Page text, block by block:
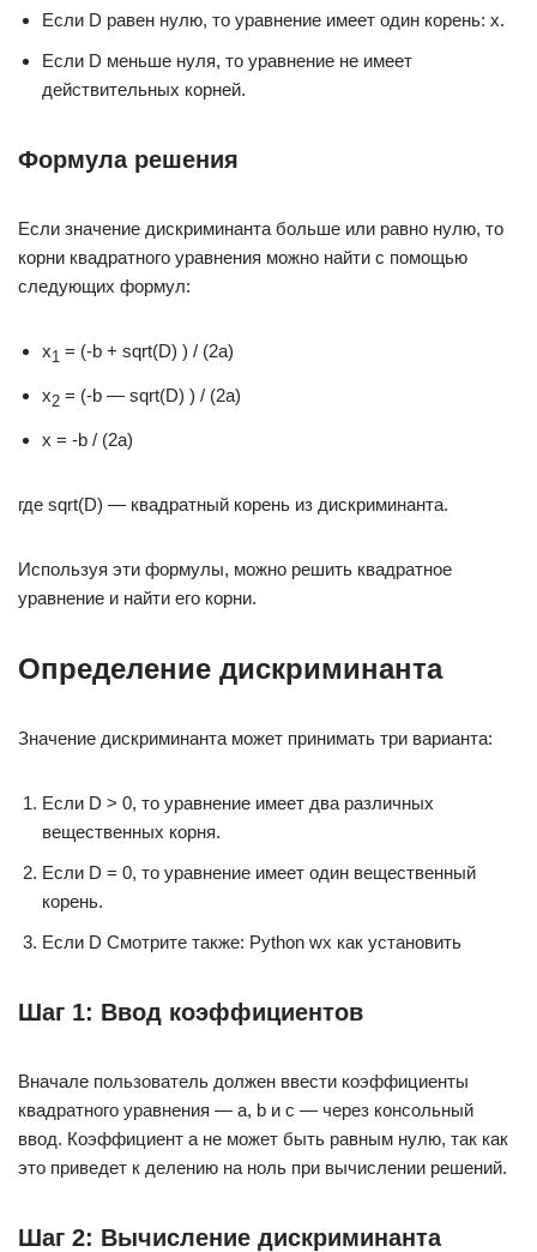
Если D равен нулю, то уравнение имеет один корень: x.
Если D меньше нуля, то уравнение не имеет
действительных корней.
Формула решения
Если значение дискриминанта больше или равно нулю, то
корни квадратного уравнения можно найти с помощью
следующих формул:
x1 = (-b + sqrt(D) ) / (2a)
x2 = (-b — sqrt(D) ) / (2a)
x = -b / (2a)
где sqrt(D) — квадратный корень из дискриминанта.
Используя эти формулы, можно решить квадратное
уравнение и найти его корни.
Определение дискриминанта
Значение дискриминанта может принимать три варианта:
Если D > 0, то уравнение имеет два различных
вещественных корня.
Если D = 0, то уравнение имеет один вещественный
корень.
Если D Смотрите также: Python wx как установить
Шаг 1: Ввод коэффициентов
Вначале пользователь должен ввести коэффициенты
квадратного уравнения — a, b и c — через консольный
ввод. Коэффициент a не может быть равным нулю, так как
это приведет к делению на ноль при вычислении решений.
Шаг 2: Вычисление дискриминанта